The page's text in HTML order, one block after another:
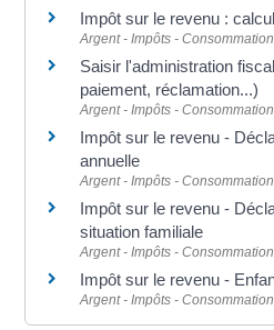
Impôt sur le revenu :
Argent - Impôts - Consommation
Saisir l'administration
paiement, réclamation...)
Argent - Impôts - Consommation
Impôt sur le revenu -
annuelle
Argent - Impôts - Consommation
Impôt sur le revenu -
situation familiale
Argent - Impôts - Consommation
Impôt sur le revenu -
Argent - Impôts - Consommation